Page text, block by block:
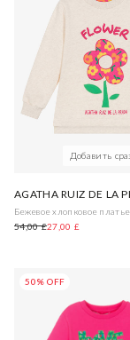
Добавить
AGATHA RUIZ DE LA
Бежевое хлопковое
54,00 £27,00 £
50% OFF